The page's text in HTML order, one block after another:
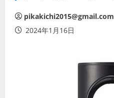
pikakichi2015@gmail.com
2024年1月16日